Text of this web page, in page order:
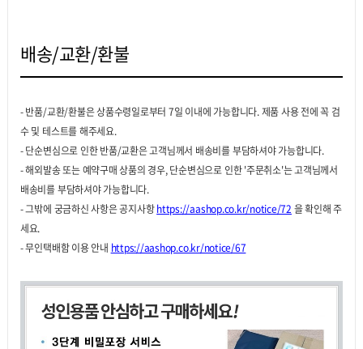
배송/교환/환불
- 반품/교환/환불은 상품수령일로부터 7일 이내에 가능합니다. 제품 사용 전에 꼭 검
수 및 테스트를 해주세요.
- 단순변심으로 인한 반품/교환은 고객님께서 배송비를 부담하셔야 가능합니다.
- 해외발송 또는 예약구매 상품의 경우, 단순변심으로 인한 '주문취소'는 고객님께서
배송비를 부담하셔야 가능합니다.
- 그밖에 궁금하신 사항은 공지사항https://aashop.co.kr/notice/72 을 확인해 주
세요.
- 무인택배함 이용 안내 https://aashop.co.kr/notice/67